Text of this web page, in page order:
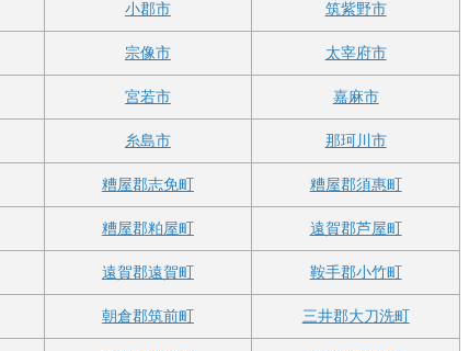
小郡市 筑紫野市
宗像市 太宰府市
宮若市 嘉麻市
糸島市 那珂川市
糟屋郡志免町 糟屋郡須惠町
糟屋郡粕屋町 遠賀郡芦屋町
遠賀郡遠賀町 鞍手郡小竹町
朝倉郡筑前町 三井郡大刀洗町